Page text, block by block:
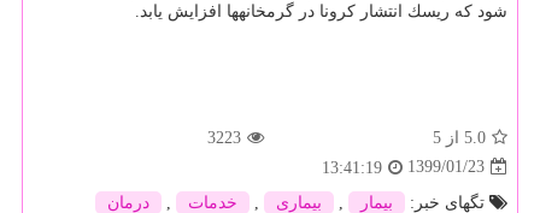
شود كه ریسك انتشار كرونا در گرمخانهها افزایش یابد.
5.0 از 5
3223
1399/01/23
13:41:19
تگهای خبر:
بیمار بیماری خدمات درمان